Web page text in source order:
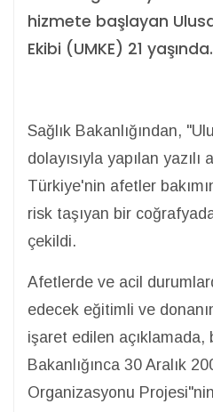
hizmete başlayan
Ekibi (UMKE) 21 yaşında.
Sağlık Bakanlığından,
dolayısıyla yapılan yazılı
Türkiye'nin afetler
risk taşıyan bir
çekildi.
Afetlerde ve acil
edecek eğitimli ve
işaret edilen açıklamada,
Bakanlığınca 30 Aralık
Organizasyonu